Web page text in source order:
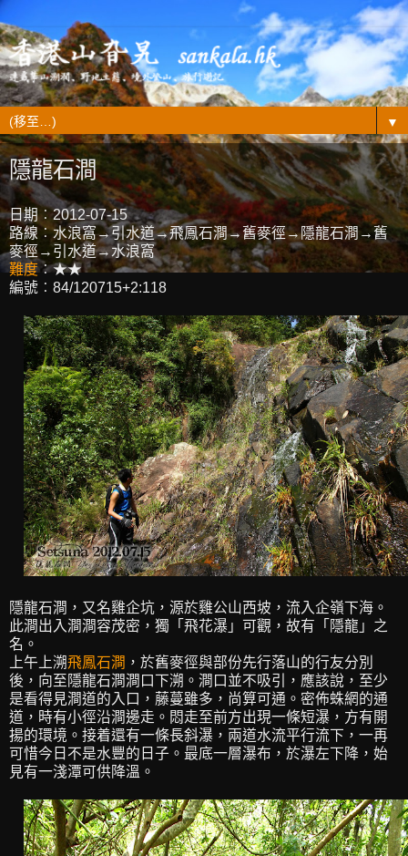
▼
隱龍石澗
日期︰2012-07-15
路線︰水浪窩→引水道→飛鳳石澗→舊麥徑→隱龍石澗→舊
麥徑→引水道→水浪窩
難度︰★★
編號︰84/120715+2:118
隱龍石澗，又名雞企坑，源於雞公山西坡，流入企嶺下海。
此澗出入澗澗容茂密，獨「飛花瀑」可觀，故有「隱龍」之
名。
上午上溯飛鳳石澗 ，於舊麥徑與部份先行落山的行友分別
後，向至隱龍石澗澗口下溯。澗口並不吸引，應該說，至少
是看得見澗道的入口，藤蔓雖多，尚算可通。密佈蛛網的通
道，時有小徑沿澗邊走。悶走至前方出現一條短瀑，方有開
揚的環境。接着還有一條長斜瀑，兩道水流平行流下，一再
可惜今日不是水豐的日子。最底一層瀑布，於瀑左下降，始
見有一淺潭可供降溫。